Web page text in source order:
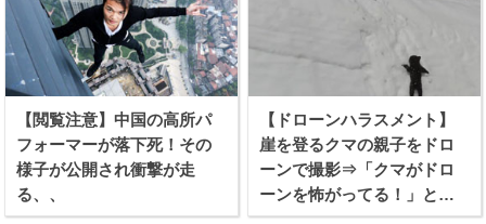
【閲覧注意】中国の高所パ
フォーマーが落下死！その
様子が公開され衝撃が走
る、、
【ドローンハラスメント】
崖を登るクマの親子をドロ
ーンで撮影⇒「クマがドロ
ーンを怖がってる！」と批
難殺到！